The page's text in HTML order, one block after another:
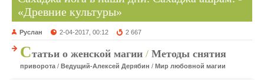
«Древние культуры»
Руслан 2-04-2017, 00:12 2 667
Статьи о женской магии / Методы снятия
приворота / Ведущий-Алексей Дерябин / Мир любовной магии